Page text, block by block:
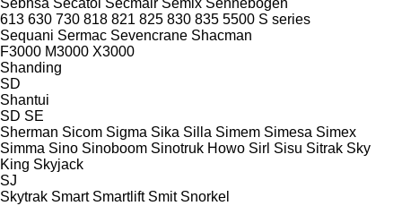
613 630 730 818 821 825 830 835 5500 S series
Sequani Sermac Sevencrane Shacman
F3000 M3000 X3000
Shanding
SD
Shantui
SD SE
Sherman Sicom Sigma Sika Silla Simem Simesa Simex
Simma Sino Sinoboom Sinotruk Howo Sirl Sisu Sitrak Sky
King Skyjack
SJ
Skytrak Smart Smartlift Smit Snorkel